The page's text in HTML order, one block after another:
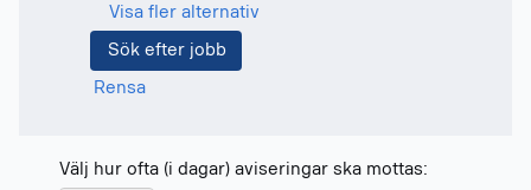
Visa fler alternativ
Rensa
Välj hur ofta (i dagar) aviseringar ska mottas: